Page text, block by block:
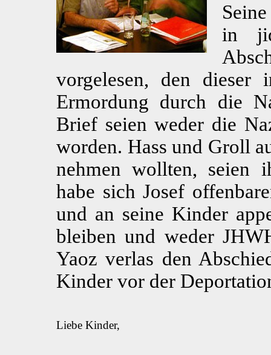
in
vorgelesen, den dieser
Ermordung durch die
Brief seien weder die
worden. Hass und Groll
nehmen wollten, seien
habe sich Josef
und an seine Kinder
bleiben und weder
Yaoz verlas den
Kinder vor der
Liebe Kinder,